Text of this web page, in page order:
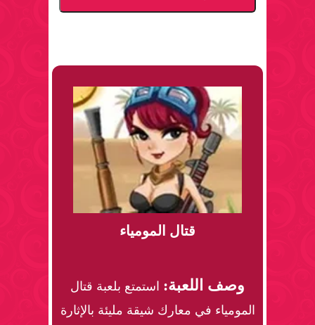
قتال المومياء
وصف اللعبة: استمتع بلعبة قتال
المومياء في معارك شيقة مليئة بالإثارة